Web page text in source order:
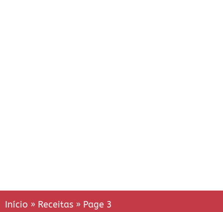
Início » Receitas » Page 3